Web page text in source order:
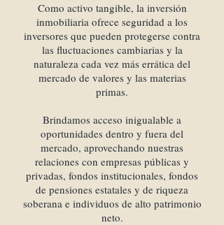
Como activo tangible, la inversión
inmobiliaria ofrece seguridad a los
inversores que pueden protegerse contra
las fluctuaciones cambiarias y la
naturaleza cada vez más errática del
mercado de valores y las materias
primas.
Brindamos acceso inigualable a
oportunidades dentro y fuera del
mercado, aprovechando nuestras
relaciones con empresas públicas y
privadas, fondos institucionales, fondos
de pensiones estatales y de riqueza
soberana e individuos de alto patrimonio
neto.